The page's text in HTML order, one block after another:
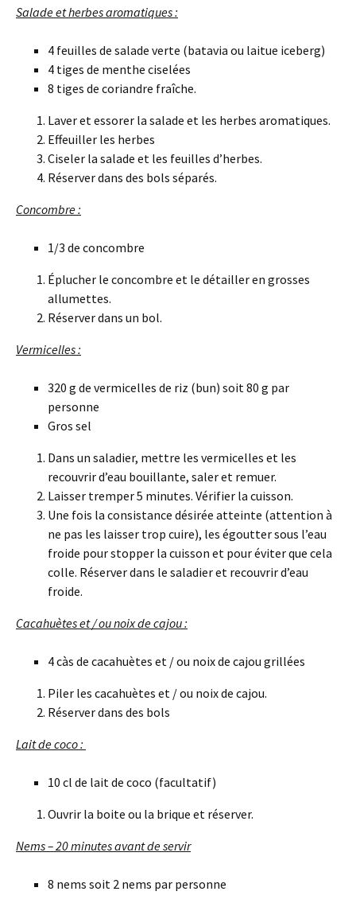
Salade et herbes aromatiques :
4 feuilles de salade verte (batavia ou laitue iceberg)
4 tiges de menthe ciselées
8 tiges de coriandre fraîche.
Laver et essorer la salade et les herbes aromatiques.
Effeuiller les herbes
Ciseler la salade et les feuilles d’herbes.
Réserver dans des bols séparés.
Concombre :
1/3 de concombre
Éplucher le concombre et le détailler en grosses
allumettes.
Réserver dans un bol.
Vermicelles :
320 g de vermicelles de riz (bun) soit 80 g par
personne
Gros sel
Dans un saladier, mettre les vermicelles et les
recouvrir d’eau bouillante, saler et remuer.
Laisser tremper 5 minutes. Vérifier la cuisson.
Une fois la consistance désirée atteinte (attention à
ne pas les laisser trop cuire), les égoutter sous l’eau
froide pour stopper la cuisson et pour éviter que cela
colle. Réserver dans le saladier et recouvrir d’eau
froide.
Cacahuètes et / ou noix de cajou :
4 càs de cacahuètes et / ou noix de cajou grillées
Piler les cacahuètes et / ou noix de cajou.
Réserver dans des bols
Lait de coco :
10 cl de lait de coco (facultatif)
Ouvrir la boite ou la brique et réserver.
Nems – 20 minutes avant de servir
8 nems soit 2 nems par personne